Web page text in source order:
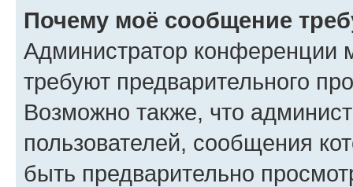
Почему моё сообщение
Администратор конференции
требуют предварительного
Возможно также, что
пользователей, сообщения
быть предварительно